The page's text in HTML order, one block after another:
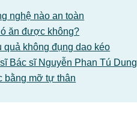
nghệ nào an toàn
ăn được không?
không đụng dao kéo
Bác sĩ Nguyễn Phan Tú Dung
bằng mỡ tự thân